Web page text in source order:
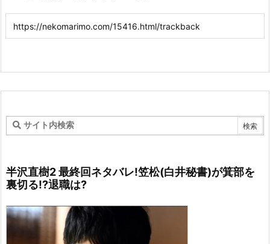
半沢直樹2 最終回ネタバレ!笠松(白井秘書)が箕部を
裏切る!?退職は?